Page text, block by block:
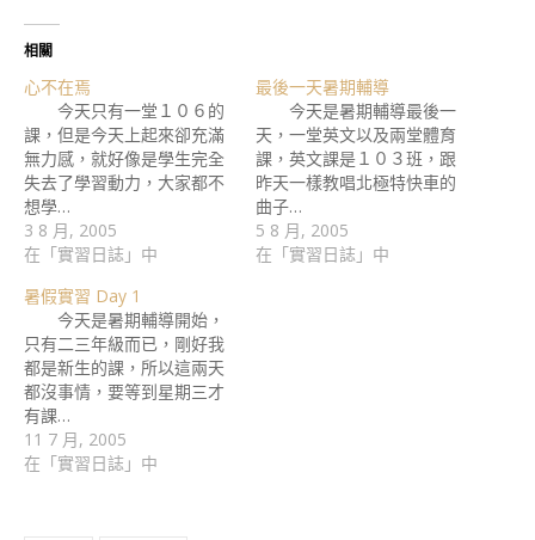
相關
心不在焉
今天只有一堂１０６的
課，但是今天上起來卻充滿
無力感，就好像是學生完全
失去了學習動力，大家都不
想學…
3 8 月, 2005
在「實習日誌」中
最後一天暑期輔導
今天是暑期輔導最後一
天，一堂英文以及兩堂體育
課，英文課是１０３班，跟
昨天一樣教唱北極特快車的
曲子…
5 8 月, 2005
在「實習日誌」中
暑假實習 Day 1
今天是暑期輔導開始，
只有二三年級而已，剛好我
都是新生的課，所以這兩天
都沒事情，要等到星期三才
有課…
11 7 月, 2005
在「實習日誌」中